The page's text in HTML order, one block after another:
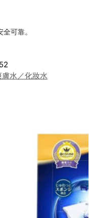
可靠。
膚水／化妝水